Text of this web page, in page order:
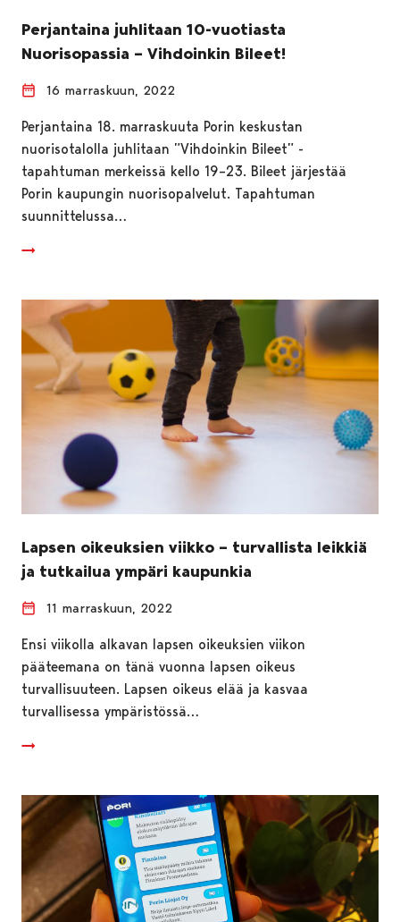
Perjantaina juhlitaan 10-vuotiasta
Nuorisopassia – Vihdoinkin Bileet!
16 marraskuun, 2022
Perjantaina 18. marraskuuta Porin keskustan
nuorisotalolla juhlitaan ”Vihdoinkin Bileet” -
tapahtuman merkeissä kello 19–23. Bileet järjestää
Porin kaupungin nuorisopalvelut. Tapahtuman
suunnittelussa…
Lapsen oikeuksien viikko – turvallista leikkiä
ja tutkailua ympäri kaupunkia
11 marraskuun, 2022
Ensi viikolla alkavan lapsen oikeuksien viikon
pääteemana on tänä vuonna lapsen oikeus
turvallisuuteen. Lapsen oikeus elää ja kasvaa
turvallisessa ympäristössä…